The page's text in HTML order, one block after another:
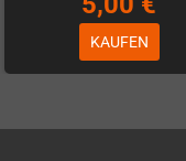
KAUFEN